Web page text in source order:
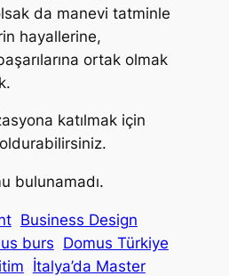
da manevi tatminle
hayallerine,
ortak olmak
katılmak için
bulunamadı.
Business Design
burs
Domus Türkiye
İtalya’da Master